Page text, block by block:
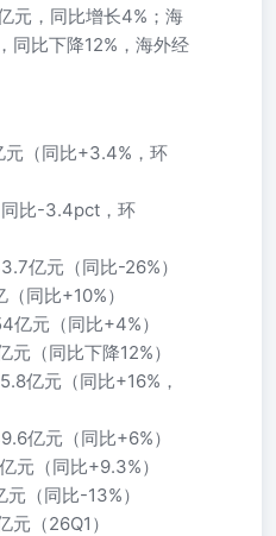
元，同比增长4%；海
同比下降12%，海外经
（同比+3.4%，环
同比-3.4pct，环
亿元（同比-26%）
同比+10%）
亿元（同比+4%）
元（同比下降12%）
亿元（同比+16%，
亿元（同比+6%）
元（同比+9.3%）
（同比-13%）
元（26Q1）